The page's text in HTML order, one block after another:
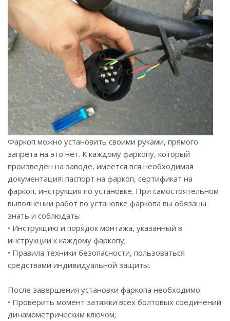
Фаркоп можно установить своими руками, прямого
запрета на это нет. К каждому фаркопу, который
произведен на заводе, имеется вся необходимая
документация: паспорт на фаркоп, сертификат на
фаркоп, инструкция по установке. При самостоятельном
выполнении работ по установке фаркопа вы обязаны
знать и соблюдать:
• Инструкцию и порядок монтажа, указанный в
инструкции к каждому фаркопу;
• Правила техники безопасности, пользоваться
средствами индивидуальной защиты.
После завершения установки фаркопа необходимо:
• Проверить момент затяжки всех болтовых соединений
динамометрическим ключом;